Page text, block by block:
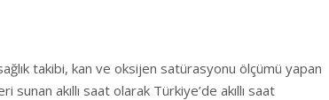
takibi, kan ve oksijen satürasyonu ölçümü yapan
akıllı saat olarak Türkiye’de akıllı saat